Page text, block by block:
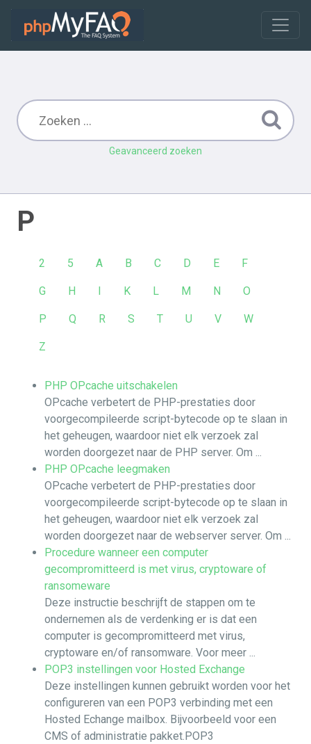
Geavanceerd zoeken
P
2 5 A B C D E F
G H I K L M N O
P Q R S T U V W
Z
PHP OPcache uitschakelen
OPcache verbetert de PHP-prestaties door
voorgecompileerde script-bytecode op te slaan in
het geheugen, waardoor niet elk verzoek zal
worden doorgezet naar de PHP server. Om ...
PHP OPcache leegmaken
OPcache verbetert de PHP-prestaties door
voorgecompileerde script-bytecode op te slaan in
het geheugen, waardoor niet elk verzoek zal
worden doorgezet naar de webserver server. Om ...
Procedure wanneer een computer
gecompromitteerd is met virus, cryptoware of
ransomeware
Deze instructie beschrijft de stappen om te
ondernemen als de verdenking er is dat een
computer is gecompromitteerd met virus,
cryptoware en/of ransomware. Voor meer ...
POP3 instellingen voor Hosted Exchange
Deze instellingen kunnen gebruikt worden voor het
configureren van een POP3 verbinding met een
Hosted Echange mailbox. Bijvoorbeeld voor een
CMS of administratie pakket.POP3